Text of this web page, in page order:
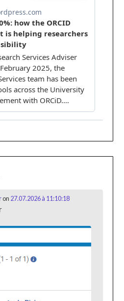
on 27.07.2026 à 11:10:18